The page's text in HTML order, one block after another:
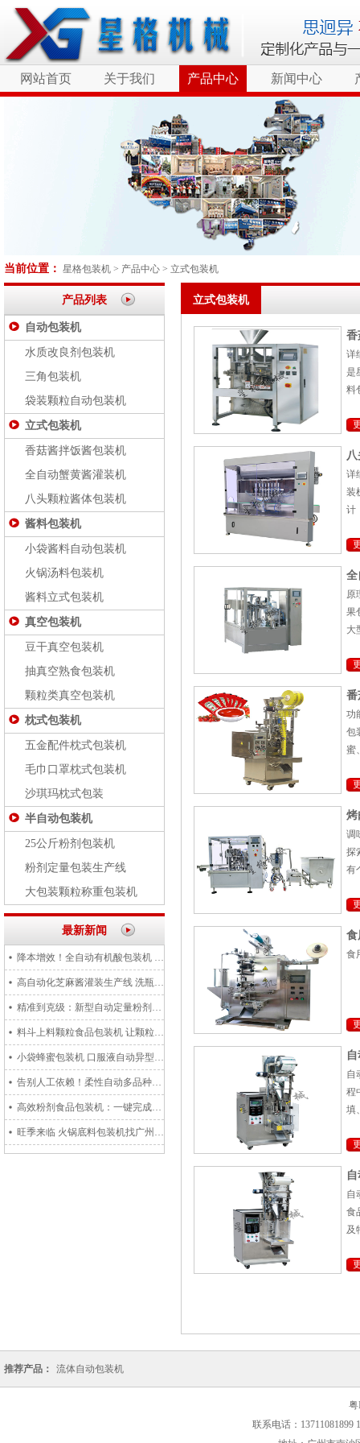
网站首页 关于我们 产品中心 新闻中心
当前位置： 星格包装机 > 产品中心 > 立式包装机
产品列表
自动包装机
水质改良剂包装机
三角包装机
袋装颗粒自动包装机
立式包装机
香菇酱拌饭酱包装机
全自动蟹黄酱灌装机
八头颗粒酱体包装机
酱料包装机
小袋酱料自动包装机
火锅汤料包装机
酱料立式包装机
真空包装机
豆干真空包装机
抽真空熟食包装机
颗粒类真空包装机
枕式包装机
五金配件枕式包装机
毛巾口罩枕式包装机
沙琪玛枕式包装
半自动包装机
25公斤粉剂包装机
粉剂定量包装生产线
大包装颗粒称重包装机
最新新闻
降本增效！全自动有机酸包装机 适配草酸、叶酸液体稳定作业
高自动化芝麻酱灌装生产线 洗瓶杀菌灌装码垛全流程一体化生产
精准到克级：新型自动定量粉剂食品包装机解决计量难题
料斗上料颗粒食品包装机 让颗粒物料包装更高效
小袋蜂蜜包装机 口服液自动异型袋设备 实现液体包装新标杆
告别人工依赖！柔性自动多品种组合包装机产能高 多行业应用
高效粉剂食品包装机：一键完成封口、计量、包装全流程
旺季来临 火锅底料包装机找广州星格 全自动 节省人力!
立式包装机
香
详
是
料
详
装
计
全
原
果
大
番
功
包
蜜
烤
调
探
有
食
食
自
程
填
自
食
及
推荐产品： 流体自动包装机
粤
联系电话：13711081899